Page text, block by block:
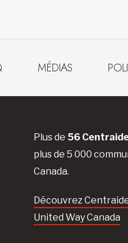
MÉDIAS
Plus de 56
plus de 5 000
Canada.
Découvrez
United Way Canada